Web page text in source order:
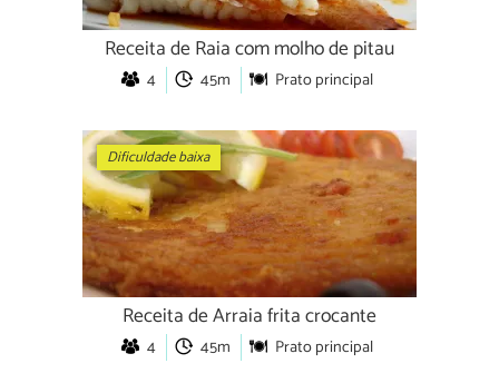
Receita de Raia com molho de pitau
4 45m Prato principal
Dificuldade baixa
Receita de Arraia frita crocante
4 45m Prato principal